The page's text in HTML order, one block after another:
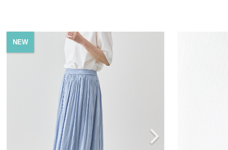
NEW